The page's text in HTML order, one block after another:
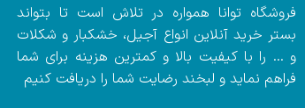
فروشگاه توانا همواره در تلاش است تا بتواند
بستر خرید آنلاین انواع آجیل، خشکبار و شکلات
و … را با کیفیت بالا و کمترین هزینه برای شما
فراهم نماید و لبخند رضایت شما را دریافت کنیم